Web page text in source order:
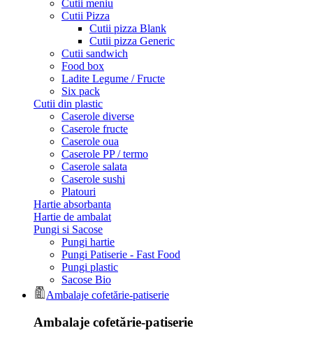
Cutii meniu
Cutii Pizza
Cutii pizza Blank
Cutii pizza Generic
Cutii sandwich
Food box
Ladite Legume / Fructe
Six pack
Cutii din plastic
Caserole diverse
Caserole fructe
Caserole oua
Caserole PP / termo
Caserole salata
Caserole sushi
Platouri
Hartie absorbanta
Hartie de ambalat
Pungi si Sacose
Pungi hartie
Pungi Patiserie - Fast Food
Pungi plastic
Sacose Bio
Ambalaje cofetărie-patiserie
Ambalaje cofetărie-patiserie